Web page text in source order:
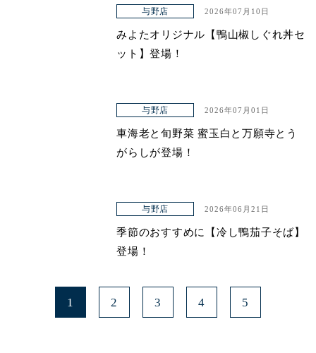
与野店 2026年07月10日
みよたオリジナル【鴨山椒しぐれ丼セ
ット】登場！
与野店 2026年07月01日
車海老と旬野菜 蜜玉白と万願寺とう
がらしが登場！
与野店 2026年06月21日
季節のおすすめに【冷し鴨茄子そば】
登場！
1 2 3 4 5